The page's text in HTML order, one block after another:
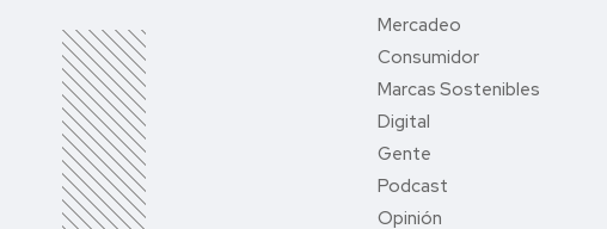
Mercadeo
Consumidor
Marcas Sostenibles
Digital
Gente
Podcast
Opinión